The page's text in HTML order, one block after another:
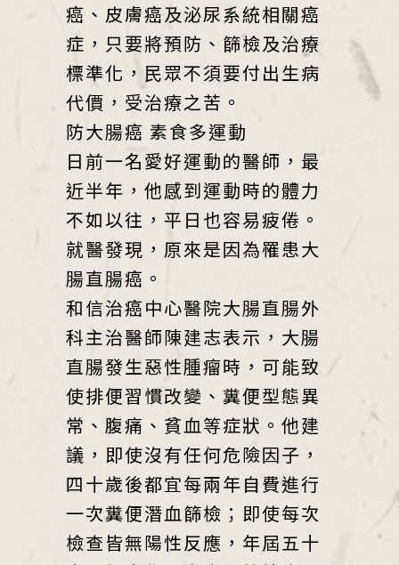
癌、皮膚癌及泌尿系統相關癌
症，只要將預防、篩檢及治療
標準化，民眾不須要付出生病
代價，受治療之苦。
防大腸癌 素食多運動
日前一名愛好運動的醫師，最
近半年，他感到運動時的體力
不如以往，平日也容易疲倦。
就醫發現，原來是因為罹患大
腸直腸癌。
和信治癌中心醫院大腸直腸外
科主治醫師陳建志表示，大腸
直腸發生惡性腫瘤時，可能致
使排便習慣改變、糞便型態異
常、腹痛、貧血等症狀。他建
議，即使沒有任何危險因子，
四十歲後都宜每兩年自費進行
一次糞便潛血篩檢；即使每次
檢查皆無陽性反應，年屆五十